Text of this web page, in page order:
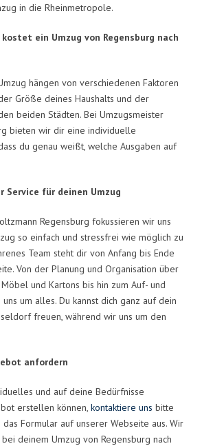
in die Rheinmetropole.
kostet ein Umzug von Regensburg nach
hängen von verschiedenen Faktoren
Größe deines Haushalts und der
beiden Städten. Bei Umzugsmeister
bieten wir dir eine individuelle
du genau weißt, welche Ausgaben auf
Service für deinen Umzug
Regensburg fokussieren wir uns
so einfach und stressfrei wie möglich zu
Team steht dir von Anfang bis Ende
Von der Planung und Organisation über
und Kartons bis hin zum Auf- und
um alles. Du kannst dich ganz auf dein
freuen, während wir uns um den
anfordern
und auf deine Bedürfnisse
erstellen können, kontaktiere uns bitte
Formular auf unserer Webseite aus. Wir
deinem Umzug von Regensburg nach